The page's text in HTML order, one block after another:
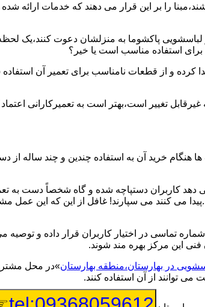
را بر این قرار می دهند که خدمات ارائه
لباسشویی پاکشوما به منزلشان دعوت کنند،یک
استفاده مناسب است یا خیر؟
کرده و از قطعات نامناسب برای تعمیر آن
تغییر است،بهتر است به تعمیرکارانی
خرید آن به استفاده چندین و چند ساله
کاربران دستپاچه شده و گاه شخصاً دست به
می کنند می سپارند! غافل از این که این
تماسی در اختیار کاربران قرار داده و
فنی این مرکز بهره مند شوند.
در بهارستان،منطقه بهارستان»در محل مشتری
توانند از آن استفاده کنند.